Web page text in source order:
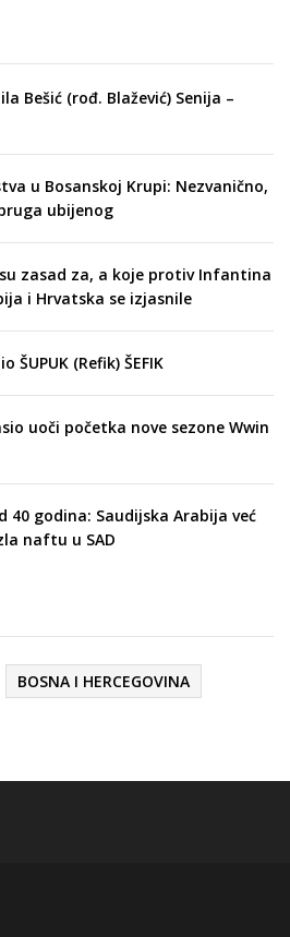
Bešić (rođ. Blažević) Senija –
u Bosanskoj Krupi: Nezvanično,
ubijenog
zasad za, a koje protiv Infantina
i Hrvatska se izjasnile
ŠUPUK (Refik) ŠEFIK
uoči početka nove sezone Wwin
40 godina: Saudijska Arabija već
naftu u SAD
BOSNA I HERCEGOVINA